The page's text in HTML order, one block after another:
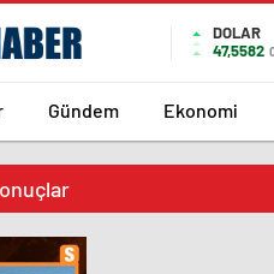
DOLAR
47,5582
Gündem Ekonomi